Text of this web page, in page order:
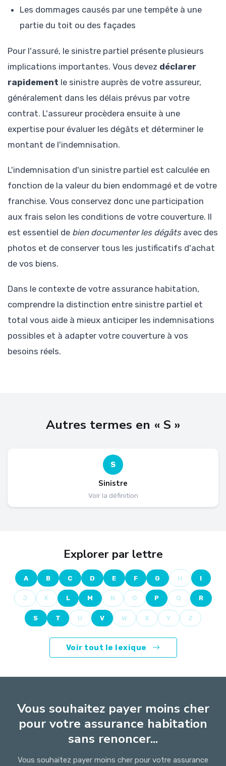
Les dommages causés par une tempête à une
partie du toit ou des façades
Pour l'assuré, le sinistre partiel présente plusieurs
implications importantes. Vous devez déclarer
rapidement le sinistre auprès de votre assureur,
généralement dans les délais prévus par votre
contrat. L'assureur procèdera ensuite à une
expertise pour évaluer les dégâts et déterminer le
montant de l'indemnisation.
L'indemnisation d'un sinistre partiel est calculée en
fonction de la valeur du bien endommagé et de votre
franchise. Vous conservez donc une participation
aux frais selon les conditions de votre couverture. Il
est essentiel de bien documenter les dégâtsavec des
photos et de conserver tous les justificatifs d'achat
de vos biens.
Dans le contexte de votre assurance habitation,
comprendre la distinction entre sinistre partiel et
total vous aide à mieux anticiper les indemnisations
possibles et à adapter votre couverture à vos
besoins réels.
Autres termes en « S »
S
Sinistre
Voir la définition
Explorer par lettre
A B C D E F G H I
J K L M N O P Q R
S T U V W X Y Z
Voir tout le lexique
Vous souhaitez payer moins cher
pour votre assurance habitation
sans renoncer...
Vous souhaitez payer moins cher pour votre assurance